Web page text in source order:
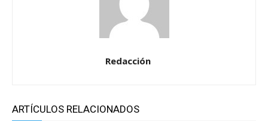
Redacción
ARTÍCULOS RELACIONADOS